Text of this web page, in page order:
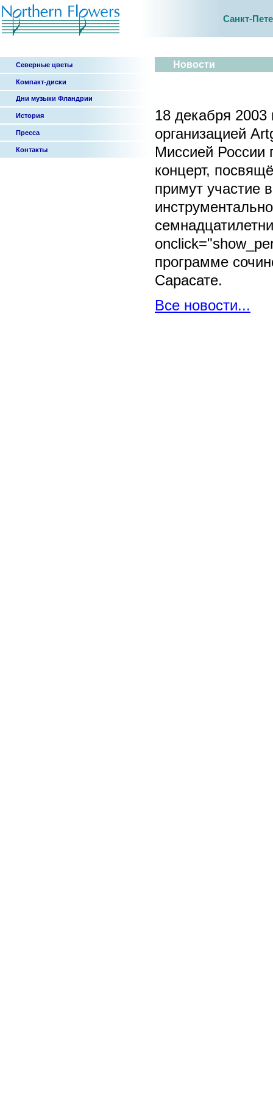
Санкт-
Северные цветы
Компакт-диски
Дни музыки Фландрии
История
Пресса
Контакты
Новости
18 декабря 2003
организацией
Миссией России
концерт,
примут участие
программе
Сарасате.
Все новости...